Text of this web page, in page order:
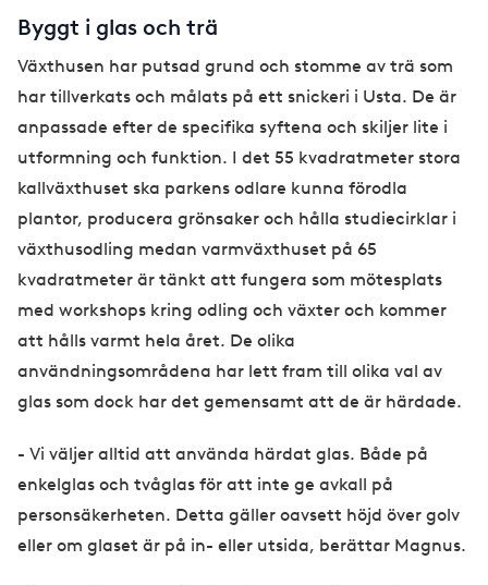
Byggt i glas och trä
Växthusen har putsad grund och stomme av trä som
har tillverkats och målats på ett snickeri i Usta. De är
anpassade efter de specifika syftena och skiljer lite i
utformning och funktion. I det 55 kvadratmeter stora
kallväxthuset ska parkens odlare kunna förodla
plantor, producera grönsaker och hålla studiecirklar i
växthusodling medan varmväxthuset på 65
kvadratmeter är tänkt att fungera som mötesplats
med workshops kring odling och växter och kommer
att hålls varmt hela året. De olika
användningsområdena har lett fram till olika val av
glas som dock har det gemensamt att de är härdade.
- Vi väljer alltid att använda härdat glas. Både på
enkelglas och tvåglas för att inte ge avkall på
personsäkerheten. Detta gäller oavsett höjd över golv
eller om glaset är på in- eller utsida, berättar Magnus.